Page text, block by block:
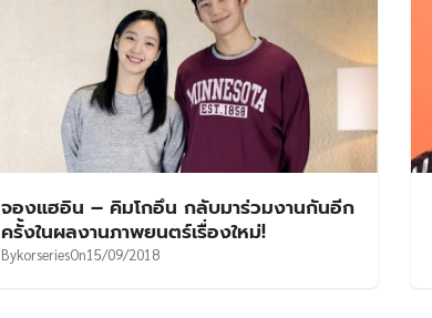
จองแฮอิน – คิมโกอึน กลับมาร่วมงานกันอีก
ครั้งในผลงานภาพยนตร์เรื่องใหม่!
BykorseriesOn15/09/2018